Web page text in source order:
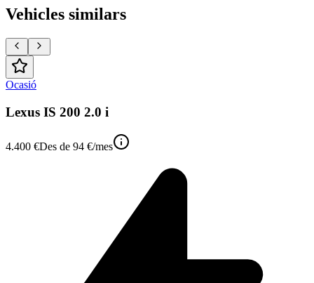
Vehicles similars
Ocasió
Lexus IS 200 2.0 i
4.400 €Des de 94 €/mes